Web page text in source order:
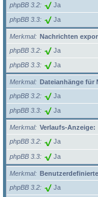
phpBB 3.2
Ja
phpBB 3.3 Ja
Merkmal
Nachrichten
phpBB 3.2
Ja
phpBB 3.3 Ja
Merkmal
Dateianhänge für
phpBB 3.2
Ja
phpBB 3.3 Ja
Merkmal
Verlaufs-Anzeige:
phpBB 3.2
Ja
phpBB 3.3 Ja
Merkmal
phpBB 3.2
Ja